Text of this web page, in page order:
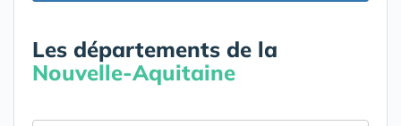
Les départements de la
Nouvelle-Aquitaine